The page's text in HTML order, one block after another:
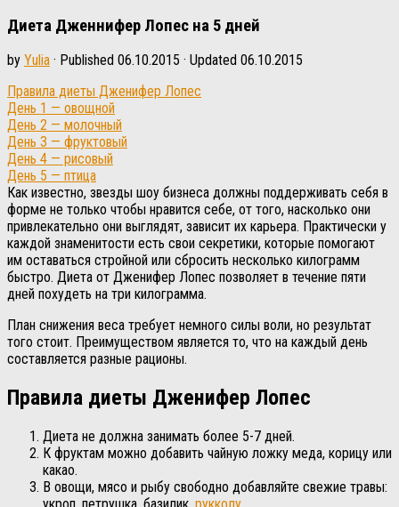
Диета Дженнифер Лопес на 5 дней
by Yulia · Published 06.10.2015 · Updated 06.10.2015
Правила диеты Дженифер Лопес
День 1 — овощной
День 2 — молочный
День 3 — фруктовый
День 4 — рисовый
День 5 — птица
Как известно, звезды шоу бизнеса должны поддерживать себя в
форме не только чтобы нравится себе, от того, насколько они
привлекательно они выглядят, зависит их карьера. Практически у
каждой знаменитости есть свои секретики, которые помогают
им оставаться стройной или сбросить несколько килограмм
быстро. Диета от Дженифер Лопес позволяет в течение пяти
дней похудеть на три килограмма.
План снижения веса требует немного силы воли, но результат
того стоит. Преимуществом является то, что на каждый день
составляется разные рационы.
Правила диеты Дженифер Лопес
Диета не должна занимать более 5-7 дней.
К фруктам можно добавить чайную ложку меда, корицу или
какао.
В овощи, мясо и рыбу свободно добавляйте свежие травы: